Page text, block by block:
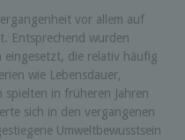
vor allem auf
Entsprechend wurden
eingesetzt, die relativ häufig
wie Lebensdauer,
spielten in früheren Jahren
sich in den vergangenen
Umweltbewusstsein